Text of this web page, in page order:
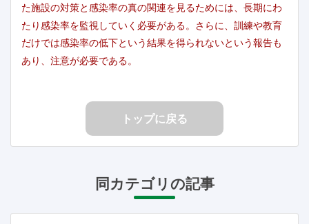
た施設の対策と感染率の真の関連を見るためには、長期にわ
たり感染率を監視していく必要がある。さらに、訓練や教育
だけでは感染率の低下という結果を得られないという報告も
あり、注意が必要である。
トップに戻る
同カテゴリの記事